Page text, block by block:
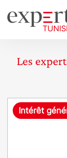
Les
R Intérêt